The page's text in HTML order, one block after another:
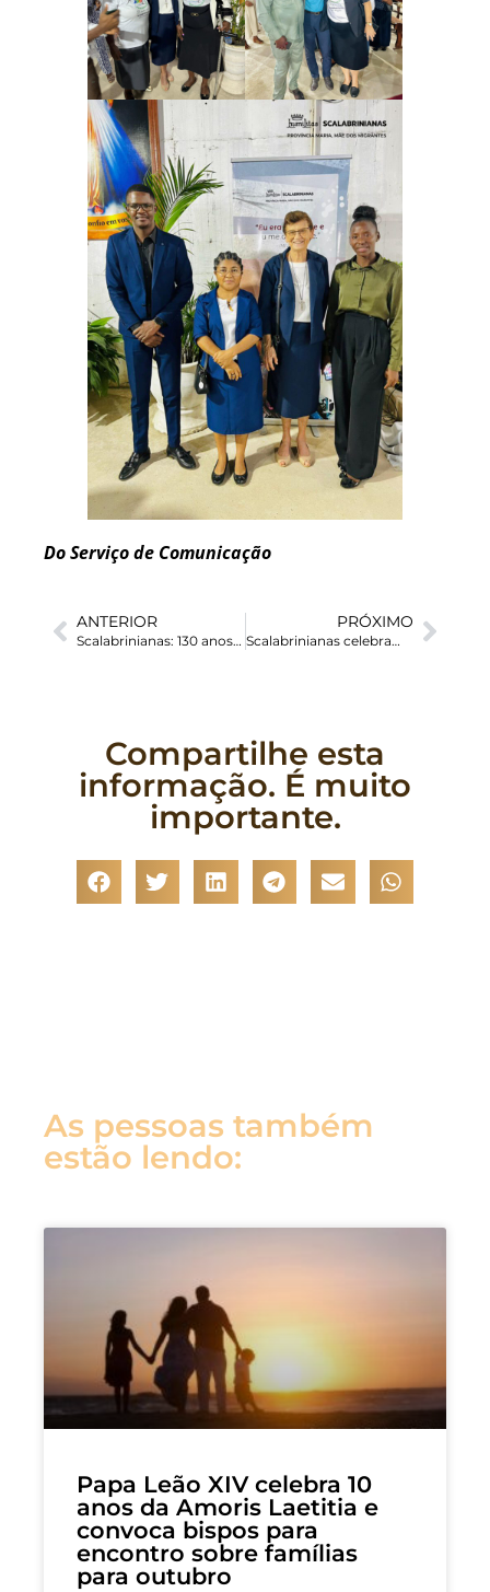
Do Serviço de Comunicação
ANTERIOR
Scalabrinianas: 130 anos por um mundo sem fronteiras
PRÓXIMO
Scalabrinianas celebram 130 anos com Missa em homenagem a Madre Assunta Marchetti em Nova Bréscia/RS
Compartilhe esta
informação. É muito
importante.
As pessoas também
estão lendo:
Papa Leão XIV celebra 10
anos da Amoris Laetitia e
convoca bispos para
encontro sobre famílias
para outubro